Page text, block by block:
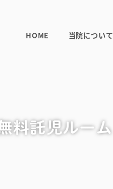
HOME 当院について
料託児ルーム